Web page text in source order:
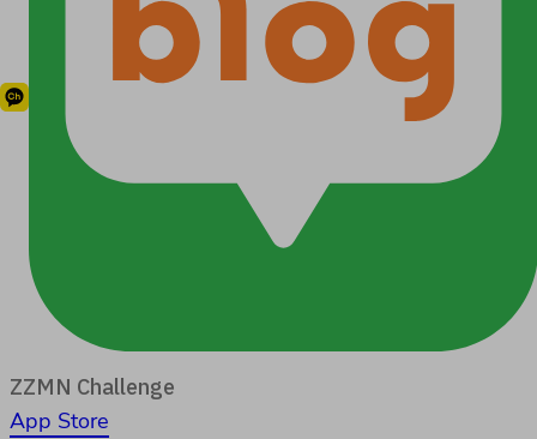
ZZMN Challenge
App Store